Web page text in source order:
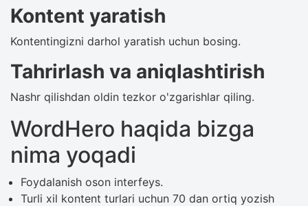
Kontent yaratish
Kontentingizni darhol yaratish uchun bosing.
Tahrirlash va aniqlashtirish
Nashr qilishdan oldin tezkor o'zgarishlar qiling.
WordHero haqida bizga
nima yoqadi
Foydalanish oson interfeys.
Turli xil kontent turlari uchun 70 dan ortiq yozish